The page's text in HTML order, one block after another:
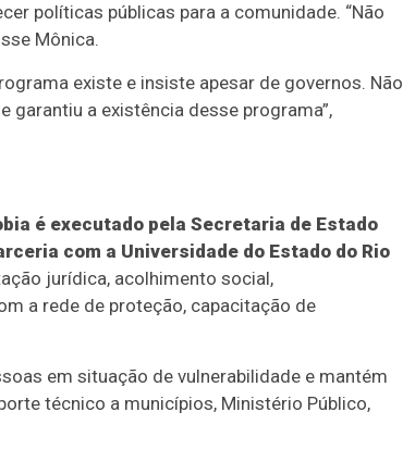
políticas públicas para a comunidade. “Não
Mônica.
existe e insiste apesar de governos. Não
a existência desse programa”,
é executado pela Secretaria de Estado
com a Universidade do Estado do Rio
jurídica, acolhimento social,
a rede de proteção, capacitação de
em situação de vulnerabilidade e mantém
técnico a municípios, Ministério Público,